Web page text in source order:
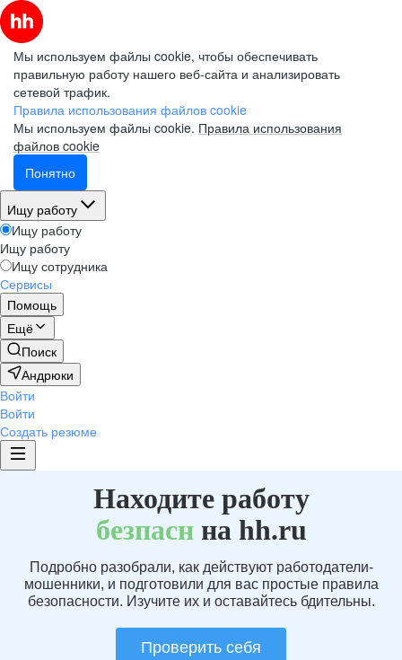
Мы используем файлы cookie, чтобы обеспечивать
правильную работу нашего веб-сайта и анализировать
сетевой трафик.
Правила использования файлов cookie
Мы используем файлы cookie. Правила использования
файлов cookie
Понятно
Ищу работу
Ищу работу
Ищу работу
Ищу сотрудника
Сервисы
Помощь
Ещё
Поиск
Андрюки
Войти
Войти
Создать резюме
Находите работу
безпаснна hh.ru
Подробно разобрали, как действуют работодатели-
мошенники, и подготовили для вас простые правила
безопасности. Изучите их и оставайтесь бдительны.
Проверить себя